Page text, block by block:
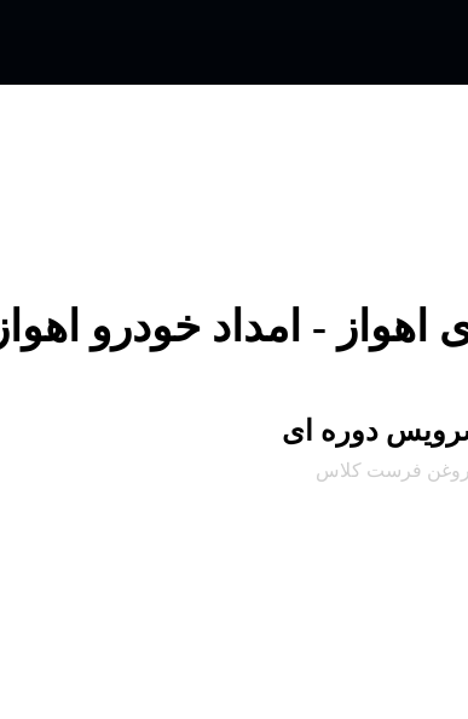
اهواز - امداد خودرو اهواز
دوره ای
روغن فرست کلاس